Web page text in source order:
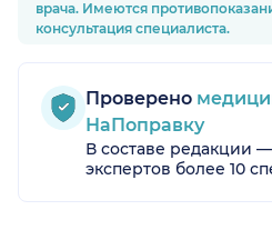
врача. Имеются
консультация специалиста.
Проверено
НаПоправку
В составе редакции
экспертов более 10